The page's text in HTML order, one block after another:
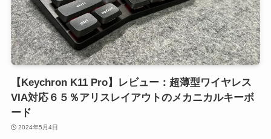
【Keychron K11 Pro】レビュー：超薄型ワイヤレス
VIA対応６５％アリスレイアウトのメカニカルキーボ
ード
2024年5月4日